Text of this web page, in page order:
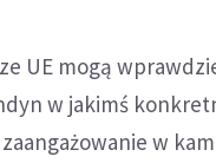
UE mogą
w jakimś
w